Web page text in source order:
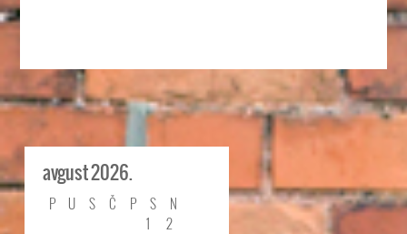
avgust 2026.
P U S Č P S
N
1
2